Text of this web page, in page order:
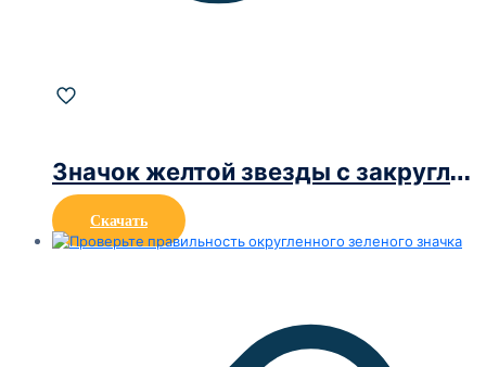
Значок желтой звезды с закругленными углами
Скачать